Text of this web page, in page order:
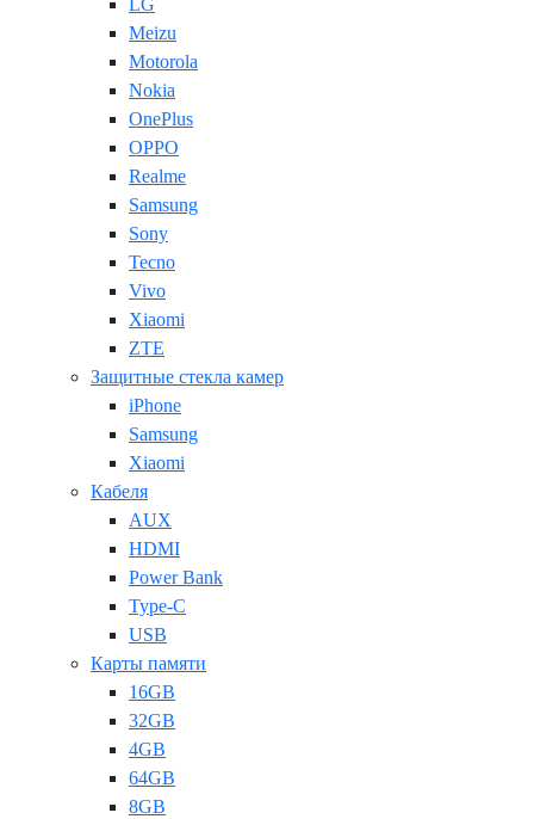
LG
Meizu
Motorola
Nokia
OnePlus
OPPO
Realme
Samsung
Sony
Tecno
Vivo
Xiaomi
ZTE
Защитные стекла камер
iPhone
Samsung
Xiaomi
Кабеля
AUX
HDMI
Power Bank
Type-C
USB
Карты памяти
16GB
32GB
4GB
64GB
8GB